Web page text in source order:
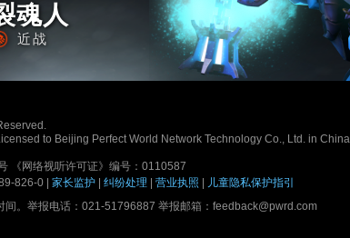
魂人
近战
to Beijing Perfect World Network Technology Co., Ltd. in China
《网络视听许可证》编号：0110587
826-0 | 家长监护 纠纷处理 营业执照
儿童隐私保护指引
。举报电话：021-51796887 举报邮箱：feedback@pwrd.com